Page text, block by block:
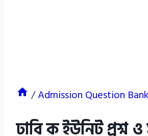
/Admission Question Bank
ঢাবি ক ইউনিট প্রশ্ন